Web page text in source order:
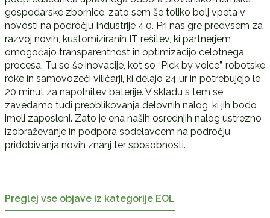
gospodarske zbornice, zato sem še toliko bolj vpeta v
novosti na področju Industrije 4.0. Pri nas gre predvsem za
razvoj novih, kustomiziranih IT rešitev, ki partnerjem
omogočajo transparentnost in optimizacijo celotnega
procesa. Tu so še inovacije, kot so “Pick by voice”, robotske
roke in samovozeči viličarji, ki delajo 24 ur in potrebujejo le
20 minut za napolnitev baterije. V skladu s tem se
zavedamo tudi preoblikovanja delovnih nalog, ki jih bodo
imeli zaposleni. Zato je ena naših osrednjih nalog ustrezno
izobraževanje in podpora sodelavcem na področju
pridobivanja novih znanj ter sposobnosti.
Preglej vse objave iz kategorije EOL